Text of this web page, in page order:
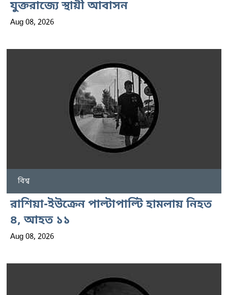
যুক্তরাজ্যে স্থায়ী আবাসন
Aug 08, 2026
বিশ্ব
রাশিয়া-ইউক্রেন পাল্টাপাল্টি হামলায় নিহত
৪, আহত ১১
Aug 08, 2026